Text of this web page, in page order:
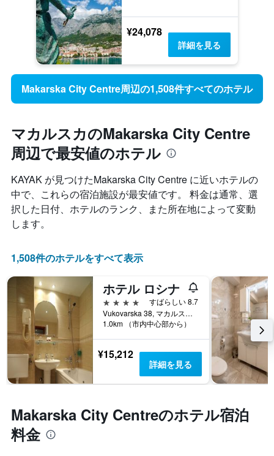
¥24,078
詳細を見る
Makarska City Centre周辺の1,508件すべてのホテル
マカルスカのMakarska City Centre
周辺で最安値のホテル
KAYAK が見つけたMakarska City Centre に近いホテルの
中で、これらの宿泊施設が最安値です。 料金は通常、選
択した日付、ホテルのランク、また所在地によって変動
します。
1,508件のホテルをすべて表示
ホテル ロシナ
4つ星
すばらしい 8.7
Vukovarska 38, マカルスカ, クロアチア
1.0km （市内中心部から）
¥15,212
詳細を見る
Makarska City Centreのホテル宿泊
料金